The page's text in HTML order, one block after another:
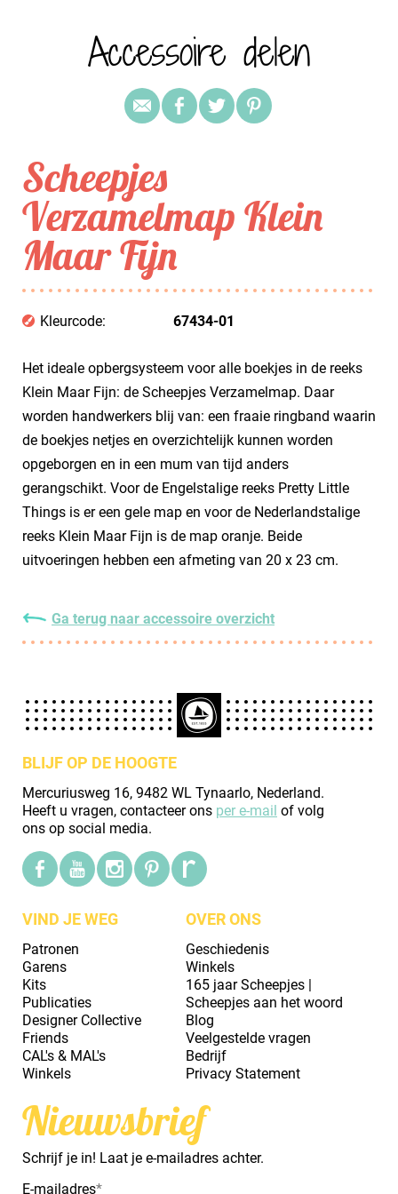
Accessoire delen
Scheepjes
Verzamelmap Klein
Maar Fijn
Kleurcode: 67434-01
Het ideale opbergsysteem voor alle boekjes in de reeks
Klein Maar Fijn: de Scheepjes Verzamelmap. Daar
worden handwerkers blij van: een fraaie ringband waarin
de boekjes netjes en overzichtelijk kunnen worden
opgeborgen en in een mum van tijd anders
gerangschikt. Voor de Engelstalige reeks Pretty Little
Things is er een gele map en voor de Nederlandstalige
reeks Klein Maar Fijn is de map oranje. Beide
uitvoeringen hebben een afmeting van 20 x 23 cm.
Ga terug naar accessoire overzicht
BLIJF OP DE HOOGTE
Mercuriusweg 16, 9482 WL Tynaarlo, Nederland.
Heeft u vragen, contacteer ons per e-mail of volg
ons op social media.
VIND JE WEG
Patronen
Garens
Kits
Publicaties
Designer Collective
Friends
CAL's & MAL's
Winkels
OVER ONS
Geschiedenis
Winkels
165 jaar Scheepjes |
Scheepjes aan het woord
Blog
Veelgestelde vragen
Bedrijf
Privacy Statement
Nieuwsbrief
Schrijf je in! Laat je e-mailadres achter.
E-mailadres*